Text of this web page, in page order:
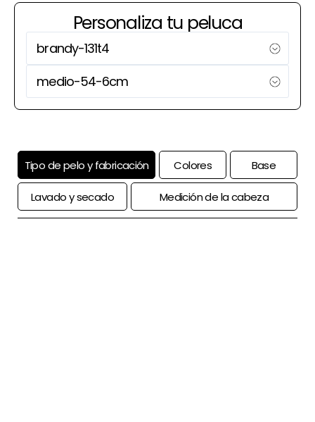
Personaliza tu peluca
Tipo de pelo y fabricación Colores Base
Lavado y secado Medición de la cabeza